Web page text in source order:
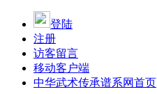
登陆
注册
访客留言
移动客户端
中华武术传承谱系网首页